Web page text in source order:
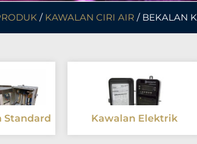
/ KAWALAN CIRI AIR / BEKALAN
Standard Kawalan Elektrik